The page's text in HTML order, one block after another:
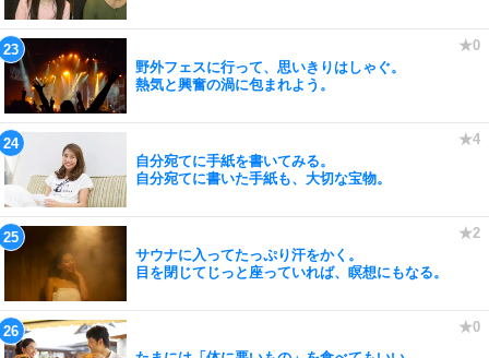
野外フェスに行って、思いきりはしゃぐ。
熱気と興奮の渦に包まれよう。
自分宛てに手紙を書いてみる。
自分宛てに書いた手紙も、大切な宝物。
サウナに入ってたっぷり汗をかく。
目を閉じてじっと座っていれば、瞑想にもなる。